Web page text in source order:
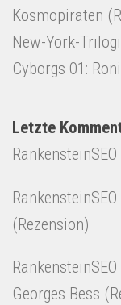
Kosmopiraten
New-York-
Cyborgs 01:
Letzte
RankensteinSEO
RankensteinSEO
(Rezension)
RankensteinSEO
Georges Bess